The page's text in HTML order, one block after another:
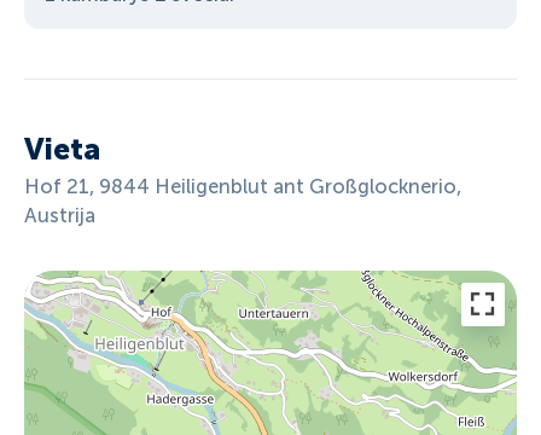
Vieta
Hof 21, 9844 Heiligenblut ant Großglocknerio,
Austrija